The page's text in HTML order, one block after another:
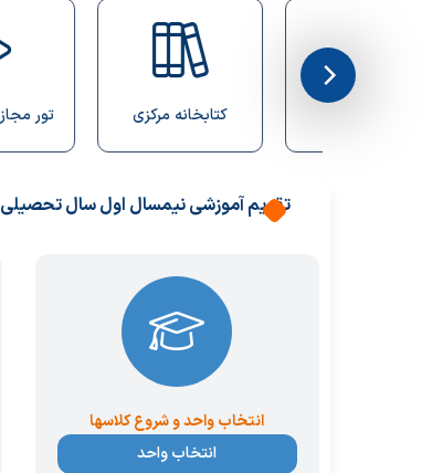
جلسه دفاع از پایان نامه خانم عارفه حیدری
05/04/30
کتابخانه مرکزی تور مجازی دانشکده
تقویم آموزشی نیمسال اول سال تحصیلی 1405-1404
انتخاب واحد و شروع کلاسها
انتخاب واحد